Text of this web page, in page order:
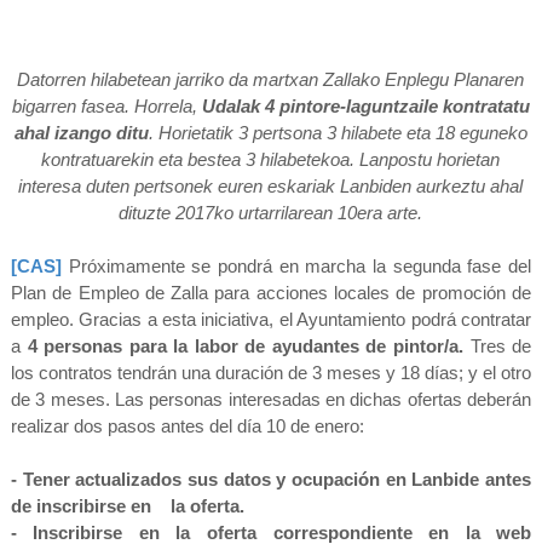
Datorren hilabetean jarriko da martxan Zallako Enplegu Planaren
bigarren fasea. Horrela, Udalak 4 pintore-laguntzaile kontratatu
ahal izango ditu. Horietatik 3 pertsona 3 hilabete eta 18 eguneko
kontratuarekin eta bestea 3 hilabetekoa.Lanpostu horietan
interesa duten pertsonek euren eskariak Lanbiden aurkeztu ahal
dituzte 2017kourtarrilarean 10era arte.
[CAS]Próximamente se pondrá en marcha la segunda fase del
Plan de Empleo de Zalla para acciones locales de promoción de
empleo. Gracias a esta iniciativa, el Ayuntamiento podrá contratar
a 4 personas para la labor de ayudantes de pintor/a. Tres de
los contratos tendrán una duración de 3 meses y 18 días; y el otro
de 3 meses. Las personas interesadas en dichas ofertas deberán
realizar dos pasos antes del día 10 de enero:
- Tener actualizados sus datos y ocupación en Lanbide antes
de inscribirse en laoferta.
- Inscribirse en la oferta correspondiente en la web